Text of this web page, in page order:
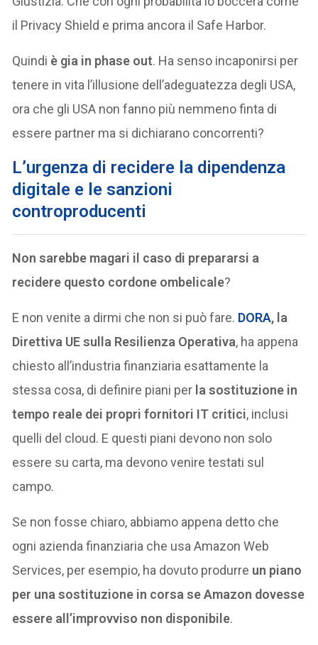
il Privacy Shield e prima ancora il Safe Harbor.
Quindi è gia in phase out. Ha senso incaponirsi per
tenere in vita l’illusione dell’adeguatezza degli USA,
ora che gli USA non fanno più nemmeno finta di
essere partner ma si dichiarano concorrenti?
L’urgenza di recidere la dipendenza
digitale e le sanzioni
controproducenti
Non sarebbe magari il caso di prepararsi a
recidere questo cordone ombelicale?
E non venite a dirmi che non si può fare. DORA, la
Direttiva UE sulla Resilienza Operativa, ha appena
chiesto all’industria finanziaria esattamente la
stessa cosa, di definire piani per la sostituzione in
tempo reale dei propri fornitori IT critici, inclusi
quelli del cloud. E questi piani devono non solo
essere su carta, ma devono venire testati sul
campo.
Se non fosse chiaro, abbiamo appena detto che
ogni azienda finanziaria che usa Amazon Web
Services, per esempio, ha dovuto produrre un piano
per una sostituzione in corsa se Amazon dovesse
essere all’improvviso non disponibile.